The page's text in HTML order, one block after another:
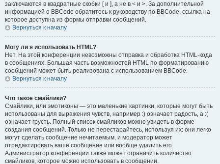
заключаются в квадратные скобки [ и ], а не в < и >. За дополнительной
информацией о BBCode обратитесь к руководству по BBCode, ссылка на
которое доступна из формы отправки сообщений.
Вернуться к началу
Могу ли я использовать HTML?
Нет. На этой конференции невозможны отправка и обработка HTML-кода
в сообщениях. Большая часть возможностей HTML по форматированию
сообщений может быть реализована с использованием BBCode.
Вернуться к началу
Что такое смайлики?
Смайлики, или эмотиконы — это маленькие картинки, которые могут быть
использованы для выражения чувств, например :) означает радость, а :(
означает грусть. Полный список смайликов можно увидеть в форме
создания сообщений. Только не перестарайтесь, используя их: они легко
могут сделать сообщение нечитаемым, и модератор может
отредактировать ваше сообщение или вообще удалить его.
Администратор конференции также может ограничить количество
смайликов, которое можно использовать в сообщении.